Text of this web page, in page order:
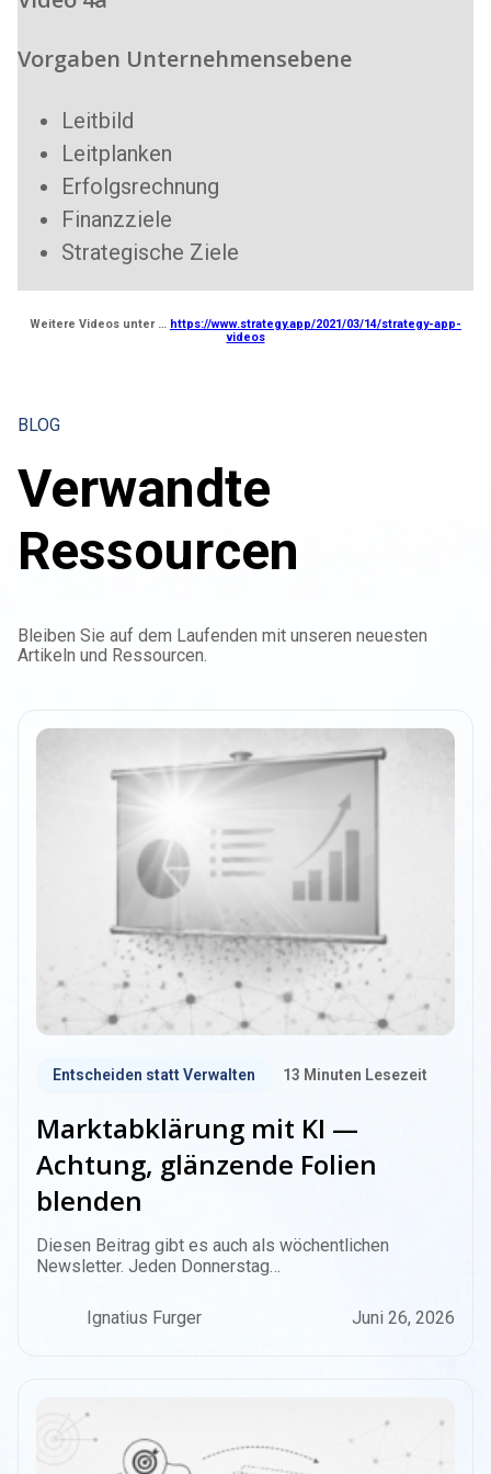
Vorgaben Unternehmensebene
Leitbild
Leitplanken
Erfolgsrechnung
Finanzziele
Strategische Ziele
Weitere Videos unter … https://www.strategy.app/2021/03/14/strategy-app-
videos
BLOG
Verwandte
Ressourcen
Bleiben Sie auf dem Laufenden mit unseren neuesten
Artikeln und Ressourcen.
Entscheiden statt Verwalten 13 Minuten Lesezeit
Marktabklärung mit KI —
Achtung, glänzende Folien
blenden
Diesen Beitrag gibt es auch als wöchentlichen
Newsletter. Jeden Donnerstag…
Ignatius Furger Juni 26, 2026